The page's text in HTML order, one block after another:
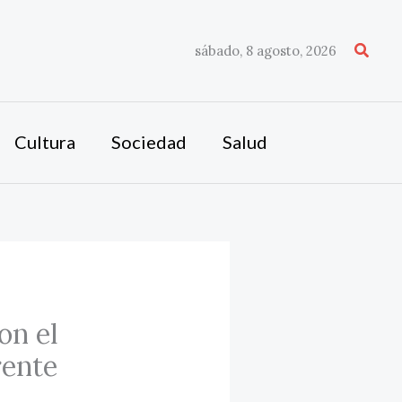
sábado, 8 agosto, 2026
Cultura Sociedad Salud
el